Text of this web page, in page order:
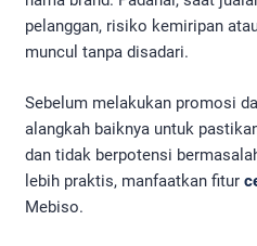
pelanggan, risiko kemiripan
muncul tanpa disadari.
Sebelum melakukan promosi
alangkah baiknya untuk
dan tidak berpotensi
lebih praktis, manfaatkan fitur
Mebiso.